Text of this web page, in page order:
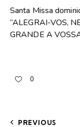
Santa Missa
“ALEGRAI-VOS,
GRANDE A
0
PREVIOUS